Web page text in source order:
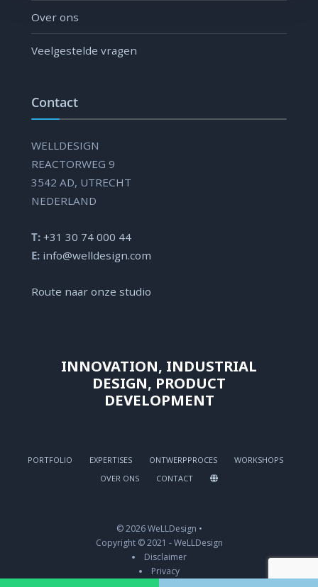
Over ons
Veelgestelde vragen
Contact
WELLDESIGN
REACTORWEG 9
3542 AD, UTRECHT
NEDERLAND
T: +31 30 74 000 44
E: info@welldesign.com
Route naar onze studio
INNOVATION, INDUSTRIAL
DESIGN, PRODUCT
DEVELOPMENT
PORTFOLIO EXPERTISES ONTWERPPROCES
WORKSHOPS
OVER ONS
CONTACT
© 2026 WeLLDesign •
Copyright © 2021 - WeLLDesign
Disclaimer
Privacy